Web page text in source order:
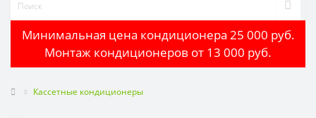
Минимальная цена кондиционера 25 000 руб.
Монтаж кондиционеров от 13 000 руб.
Кассетные кондиционеры